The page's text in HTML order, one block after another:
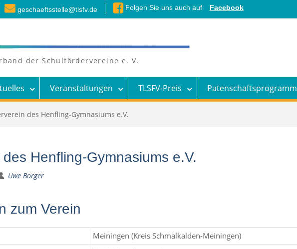
geschaeftsstelle@tlsfv.de Folgen Sie uns auch auf Facebook
der Schulfördervereine e. V.
Veranstaltungen TLSFV-Preis Patenschaftsprogramm
des Henfling-Gymnasiums e.V.
Henfling-Gymnasiums e.V.
Uwe Borger
zum Verein
Meiningen (Kreis Schmalkalden-Meiningen)